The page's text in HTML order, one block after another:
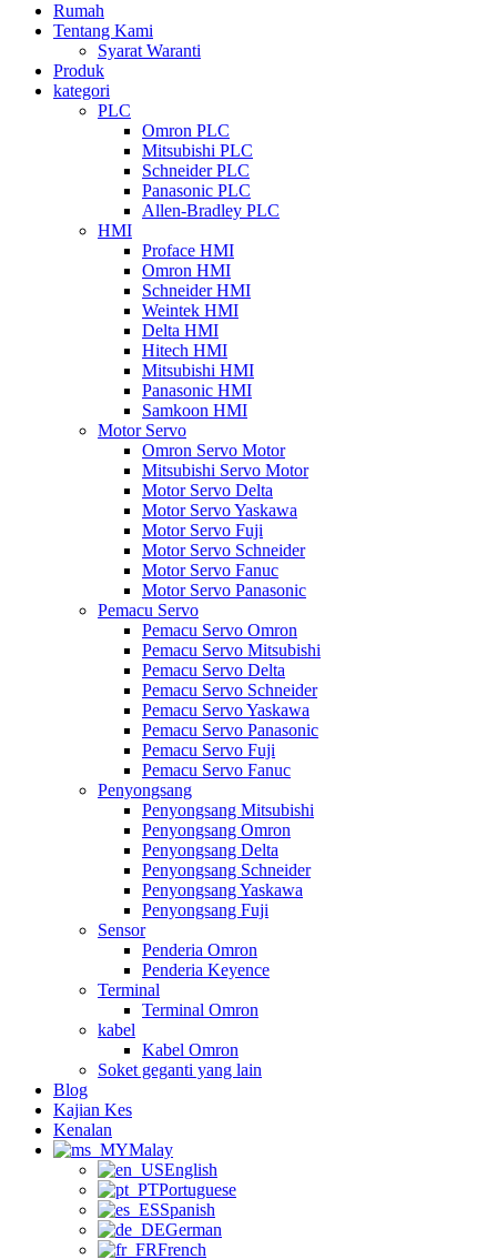
Rumah
Tentang Kami
Syarat Waranti
Produk
kategori
PLC
Omron PLC
Mitsubishi PLC
Schneider PLC
Panasonic PLC
Allen-Bradley PLC
HMI
Proface HMI
Omron HMI
Schneider HMI
Weintek HMI
Delta HMI
Hitech HMI
Mitsubishi HMI
Panasonic HMI
Samkoon HMI
Motor Servo
Omron Servo Motor
Mitsubishi Servo Motor
Motor Servo Delta
Motor Servo Yaskawa
Motor Servo Fuji
Motor Servo Schneider
Motor Servo Fanuc
Motor Servo Panasonic
Pemacu Servo
Pemacu Servo Omron
Pemacu Servo Mitsubishi
Pemacu Servo Delta
Pemacu Servo Schneider
Pemacu Servo Yaskawa
Pemacu Servo Panasonic
Pemacu Servo Fuji
Pemacu Servo Fanuc
Penyongsang
Penyongsang Mitsubishi
Penyongsang Omron
Penyongsang Delta
Penyongsang Schneider
Penyongsang Yaskawa
Penyongsang Fuji
Sensor
Penderia Omron
Penderia Keyence
Terminal
Terminal Omron
kabel
Kabel Omron
Soket geganti yang lain
Blog
Kajian Kes
Kenalan
Malay
English
Portuguese
Spanish
German
French